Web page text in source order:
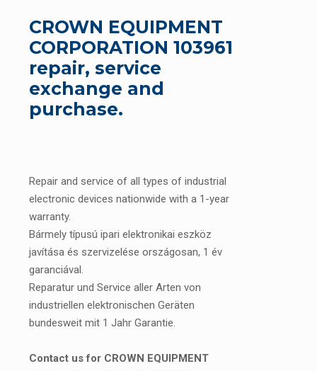
CROWN EQUIPMENT
CORPORATION 103961
repair, service
exchange and
purchase.
Repair and service of all types of industrial
electronic devices nationwide with a 1-year
warranty.
Bármely típusú ipari elektronikai eszköz
javítása és szervizelése országosan, 1 év
garanciával.
Reparatur und Service aller Arten von
industriellen elektronischen Geräten
bundesweit mit 1 Jahr Garantie.
Contact us for CROWN EQUIPMENT